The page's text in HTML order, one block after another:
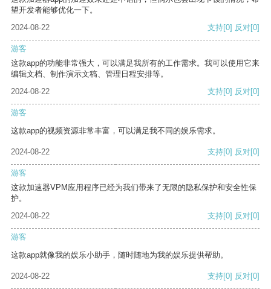
望开发者能够优化一下。
2024-08-22
支持[0] 反对[0]
游客
这款app的功能非常强大，可以满足我所有的工作需求。我可以使用它来
编辑文档、制作演示文稿、管理日程安排等。
2024-08-22
支持[0] 反对[0]
游客
这款app的视频资源非常丰富，可以满足我不同的娱乐需求。
2024-08-22 支持[0] 反对[0]
游客
这款加速器VPM应用程序已经为我们带来了无限的隐私保护和安全性保
护。
2024-08-22
支持[0] 反对[0]
游客
这款app就像我的娱乐小助手，随时随地为我的娱乐提供帮助。
2024-08-22 支持[0] 反对[0]